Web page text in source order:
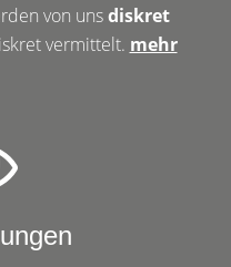
von unsdiskret
vermittelt. mehr